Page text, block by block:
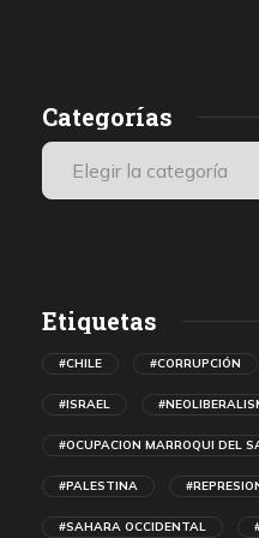
Categorías
Etiquetas
#CHILE #CORRUPCIÓN
#ISRAEL
#OCUPACION MARROQUI DEL
#PALESTINA
#SAHARA OCCIDENTAL